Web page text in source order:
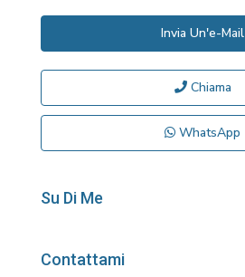
Invia Un'e-Mail
Chiama
WhatsApp
Su Di Me
Contattami